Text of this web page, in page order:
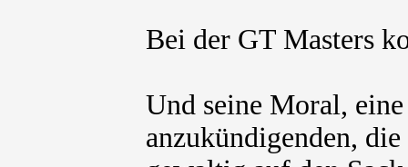
Bei der GT Masters
Und seine Moral,
anzukündigenden,